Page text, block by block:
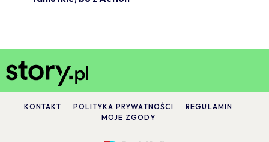
KONTAKT POLITYKA PRYWATNOŚCI
REGULAMIN
MOJE ZGODY